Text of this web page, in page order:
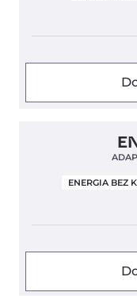
ENERGIA BEZ